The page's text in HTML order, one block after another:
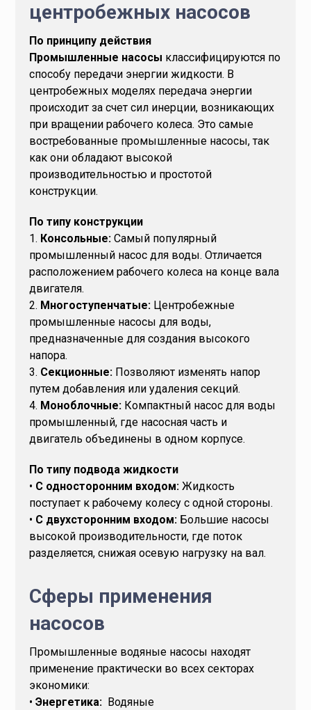
центробежных насосов
По принципу действия
Промышленные насосы классифицируются по
способу передачи энергии жидкости. В
центробежных моделях передача энергии
происходит за счет сил инерции, возникающих
при вращении рабочего колеса. Это самые
востребованные промышленные насосы, так
как они обладают высокой
производительностью и простотой
конструкции.
По типу конструкции
1. Консольные: Самый популярный
промышленный насос для воды. Отличается
расположением рабочего колеса на конце вала
двигателя.
2. Многоступенчатые: Центробежные
промышленные насосы для воды,
предназначенные для создания высокого
напора.
3. Секционные: Позволяют изменять напор
путем добавления или удаления секций.
4. Моноблочные: Компактный насос для воды
промышленный, где насосная часть и
двигатель объединены в одном корпусе.
По типу подвода жидкости
• С односторонним входом: Жидкость
поступает к рабочему колесу с одной стороны.
• С двухсторонним входом: Большие насосы
высокой производительности, где поток
разделяется, снижая осевую нагрузку на вал.
Сферы применения
насосов
Промышленные водяные насосы находят
применение практически во всех секторах
экономики:
•Энергетика: Водяные